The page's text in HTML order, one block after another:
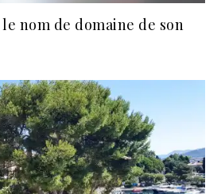
nom de domaine de son